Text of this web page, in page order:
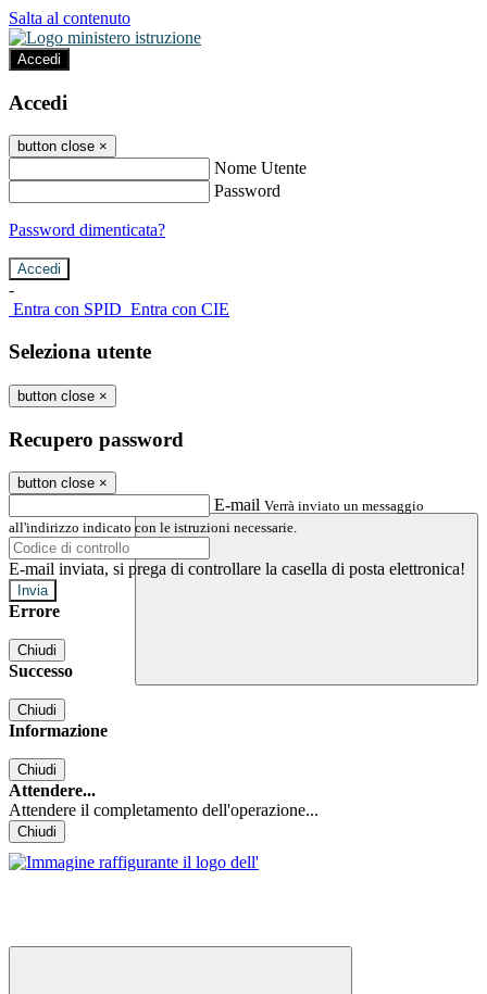
Salta al contenuto
Accedi
Accedi
button close ×
Nome Utente
Password
Password dimenticata?
-
Entra con SPID Entra con CIE
Seleziona utente
button close ×
Recupero password
button close ×
E-mail Verrà inviato un messaggio
all'indirizzo indicato con le istruzioni necessarie.
E-mail inviata, si prega di controllare la casella di posta elettronica!
Errore
Chiudi
Successo
Chiudi
Informazione
Chiudi
Attendere...
Attendere il completamento dell'operazione...
Chiudi